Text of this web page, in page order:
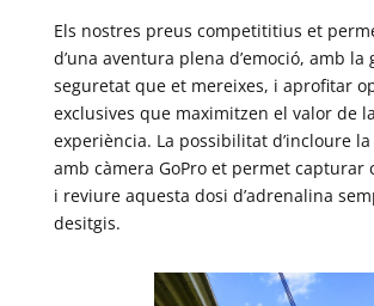
Els nostres preus competititius et
d’una aventura plena d’emoció, amb la
seguretat que et mereixes, i aprofitar
exclusives que maximitzen el valor de
experiència. La possibilitat d’incloure
amb càmera GoPro et permet capturar
i reviure aquesta dosi d’adrenalina
desitgis.